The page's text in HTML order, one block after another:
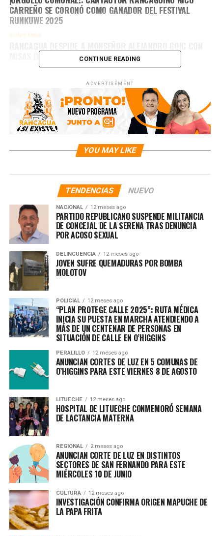
CARREÑO SE CORONÓ COMO GANADOR DEL FESTIVAL
RUNKUWE 2025
DON'T MISS
MISAS DE EXEQUIAS EN PLAZA DE LOS HÉROES
CONTINUE READING
ADVERTISEMENT
YOU MAY LIKE
TENDENCIAS NUEVO
NACIONAL 12 meses ago
PARTIDO REPUBLICANO SUSPENDE MILITANCIA
DE CONCEJAL DE LA SERENA TRAS DENUNCIA
POR ACOSO SEXUAL
DELINCUENCIA 12 meses ago
JOVEN SUFRE QUEMADURAS POR BOMBA
MOLOTOV
POLICIAL 12 meses ago
“PLAN PROTEGE CALLE 2025”: RUTA MÉDICA
INICIA SU PUESTA EN MARCHA ATENDIENDO A
MÁS DE UN CENTENAR DE PERSONAS EN
SITUACIÓN DE CALLE EN O’HIGGINS
PERALILLO 12 meses ago
ANUNCIAN CORTES DE LUZ EN 5 COMUNAS DE
O’HIGGINS PARA ESTE VIERNES 8 DE AGOSTO
LITUECHE 12 meses ago
HOSPITAL DE LITUECHE CONMEMORÓ SEMANA
DE LACTANCIA MATERNA
REGIONAL 2 meses ago
ANUNCIAN CORTE DE LUZ EN DISTINTOS
SECTORES DE SAN FERNANDO PARA ESTE
MIÉRCOLES 10 DE JUNIO
CULTURA 12 meses ago
INVESTIGACIÓN CONFIRMA ORIGEN MAPUCHE DE
LA PAPA FRITA